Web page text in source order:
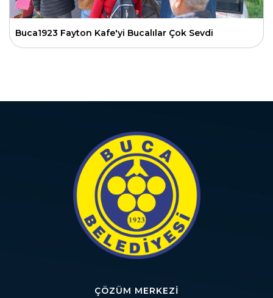
Buca1923 Fayton Kafe'yi Bucalılar Çok Sevdi
ÇÖZÜM MERKEZI